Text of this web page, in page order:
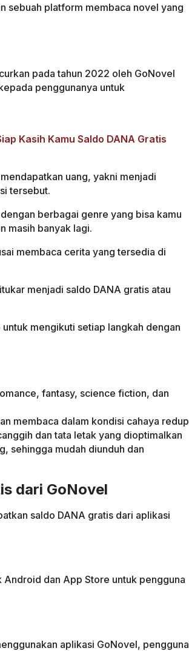
sebuah platform membaca novel yang
pada tahun 2022 oleh GoNovel
penggunanya untuk
Kasih Kamu Saldo DANA Gratis
uang, yakni menjadi
tersebut.
berbagai genre yang bisa kamu
masih banyak lagi.
membaca cerita yang tersedia di
menjadi saldo DANA gratis atau
mengikuti setiap langkah dengan
fantasy, science fiction, dan
membaca dalam kondisi cahaya redup
dan tata letak yang dioptimalkan
sehingga mudah diunduh dan
dari GoNovel
saldo DANA gratis dari aplikasi
dan App Store untuk pengguna
aplikasi GoNovel, pengguna